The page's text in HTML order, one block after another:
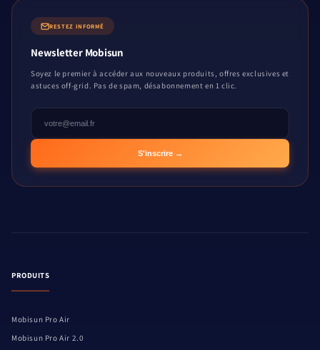
RESTEZ INFORMÉ
Newsletter Mobisun
Soyez le premier à accéder aux nouveaux produits, offres exclusives et
astuces off-grid. Pas de spam, désabonnement en 1 clic.
S'inscrire →
PRODUITS
Mobisun Pro Air
Mobisun Pro Air 2.0